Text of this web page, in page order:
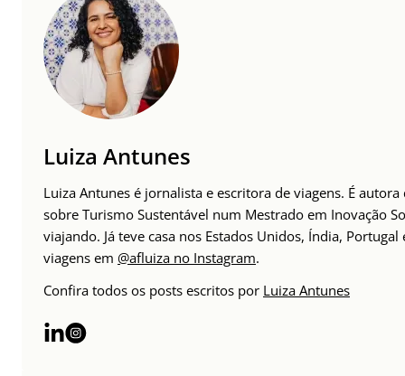
Luiza Antunes
Luiza Antunes é jornalista e escritora de viagens. É
sobre Turismo Sustentável num Mestrado em Inovação
viajando. Já teve casa nos Estados Unidos, Índia,
viagens em @afluiza no Instagram.
Confira todos os posts escritos por Luiza Antunes